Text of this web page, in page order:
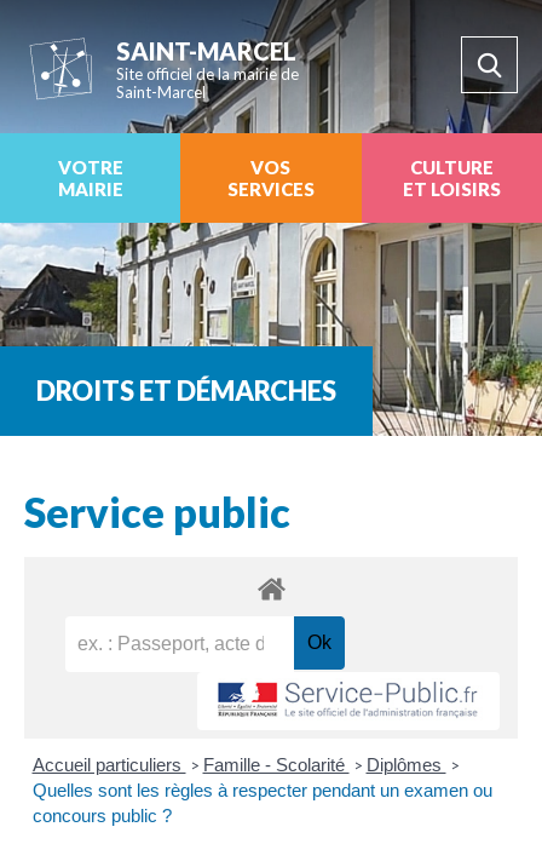
SAINT-MARCEL
Site officiel de la mairie de
Saint-Marcel
VOTRE
MAIRIE
VOS
SERVICES
CULTURE
ET LOISIRS
DROITS ET DÉMARCHES
Service public
Accueil particuliers > Famille - Scolarité > Diplômes >
Quelles sont les règles à respecter pendant un examen ou
concours public ?